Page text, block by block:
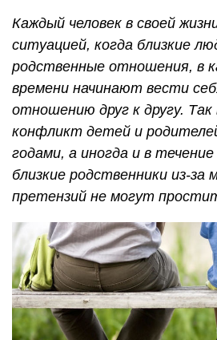
Каждый человек в своей
ситуацией, когда близкие
родственные отношения, в
времени начинают вести
отношению друг к другу. Так
конфликт детей и
годами, а иногда и в течение
близкие родственники из-за
претензий не могут